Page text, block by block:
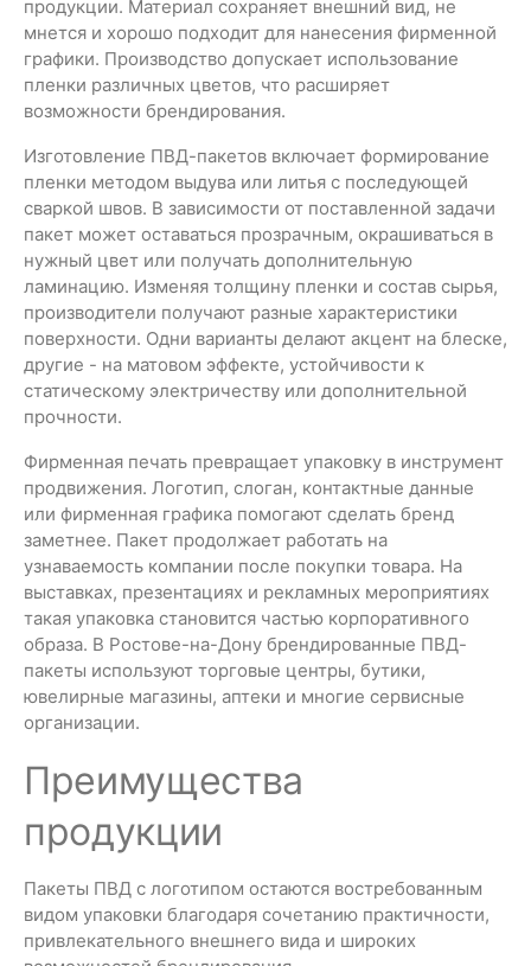
продукции. Материал сохраняет внешний вид, не
мнется и хорошо подходит для нанесения фирменной
графики. Производство допускает использование
пленки различных цветов, что расширяет
возможности брендирования.
Изготовление ПВД-пакетов включает формирование
пленки методом выдува или литья с последующей
сваркой швов. В зависимости от поставленной задачи
пакет может оставаться прозрачным, окрашиваться в
нужный цвет или получать дополнительную
ламинацию. Изменяя толщину пленки и состав сырья,
производители получают разные характеристики
поверхности. Одни варианты делают акцент на блеске,
другие - на матовом эффекте, устойчивости к
статическому электричеству или дополнительной
прочности.
Фирменная печать превращает упаковку в инструмент
продвижения. Логотип, слоган, контактные данные
или фирменная графика помогают сделать бренд
заметнее. Пакет продолжает работать на
узнаваемость компании после покупки товара. На
выставках, презентациях и рекламных мероприятиях
такая упаковка становится частью корпоративного
образа. В Ростове-на-Дону брендированные ПВД-
пакеты используют торговые центры, бутики,
ювелирные магазины, аптеки и многие сервисные
организации.
Преимущества
продукции
Пакеты ПВД с логотипом остаются востребованным
видом упаковки благодаря сочетанию практичности,
привлекательного внешнего вида и широких